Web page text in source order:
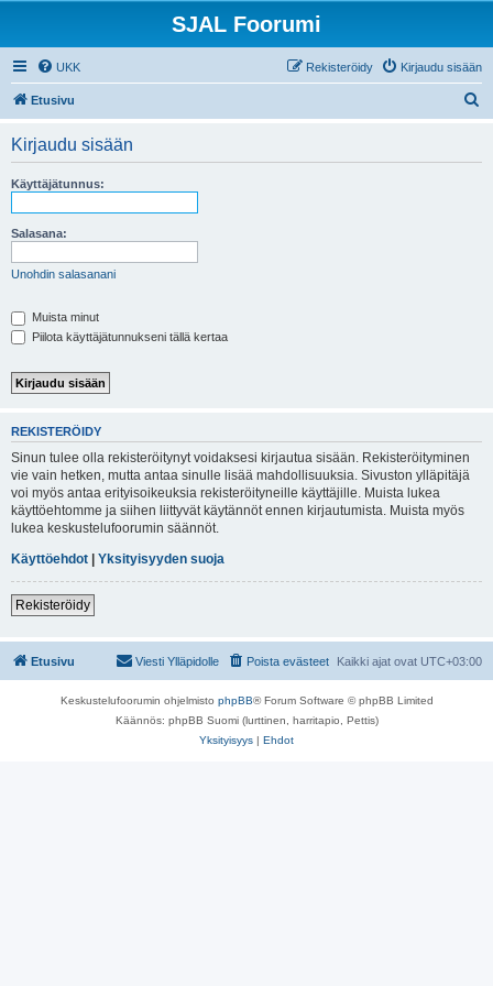
SJAL Foorumi
UKK Kirjaudu sisään
Rekisteröidy
Etusivu
Kirjaudu sisään
Käyttäjätunnus:
Salasana:
Unohdin salasanani
Muista minut
Piilota käyttäjätunnukseni tällä kertaa
REKISTERÖIDY
Sinun tulee olla rekisteröitynyt voidaksesi kirjautua sisään. Rekisteröityminen
vie vain hetken, mutta antaa sinulle lisää mahdollisuuksia. Sivuston ylläpitäjä
voi myös antaa erityisoikeuksia rekisteröityneille käyttäjille. Muista lukea
käyttöehtomme ja siihen liittyvät käytännöt ennen kirjautumista. Muista myös
lukea keskustelufoorumin säännöt.
Käyttöehdot | Yksityisyyden suoja
Rekisteröidy
Etusivu Kaikki ajat ovat UTC+03:00
Poista evästeet
Viesti Ylläpidolle
Keskustelufoorumin ohjelmisto phpBB® Forum Software © phpBB Limited
Käännös: phpBB Suomi (lurttinen, harritapio, Pettis)
Yksityisyys | Ehdot